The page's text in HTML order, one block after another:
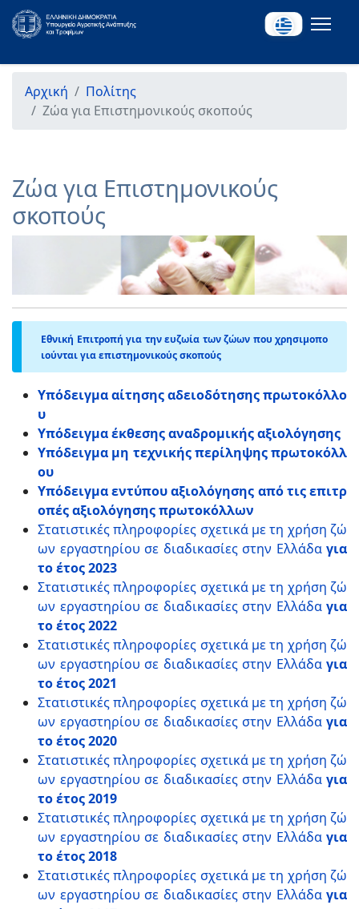
Αρχική
Πολίτης
Ζώα για Επιστημονικούς σκοπούς
Ζώα για Επιστημονικούς
σκοπούς
Εθνική Επιτροπή για την ευζωία των ζώων που χρησιμοπο
ιούνται για επιστημονικούς σκοπούς
Υπόδειγμα αίτησης αδειοδότησης πρωτοκόλλο
υ
Υπόδειγμα έκθεσης αναδρομικής αξιολόγησης
Υπόδειγμα μη τεχνικής περίληψης πρωτοκόλλ
ου
Υπόδειγμα εντύπου αξιολόγησης από τις επιτρ
οπές αξιολόγησης πρωτοκόλλων
Στατιστικές πληροφορίες σχετικά με τη χρήση ζώ
ων εργαστηρίου σε διαδικασίες στην Ελλάδα για
το έτος 2023
Στατιστικές πληροφορίες σχετικά με τη χρήση ζώ
ων εργαστηρίου σε διαδικασίες στην Ελλάδα για
το έτος 2022
Στατιστικές πληροφορίες σχετικά με τη χρήση ζώ
ων εργαστηρίου σε διαδικασίες στην Ελλάδα για
το έτος 2021
Στατιστικές πληροφορίες σχετικά με τη χρήση ζώ
ων εργαστηρίου σε διαδικασίες στην Ελλάδα για
το έτος 2020
Στατιστικές πληροφορίες σχετικά με τη χρήση ζώ
ων εργαστηρίου σε διαδικασίες στην Ελλάδα για
το έτος 2019
Στατιστικές πληροφορίες σχετικά με τη χρήση ζώ
ων εργαστηρίου σε διαδικασίες στην Ελλάδα για
το έτος 2018
Στατιστικές πληροφορίες σχετικά με τη χρήση ζώ
ων εργαστηρίου σε διαδικασίες στην Ελλάδα για